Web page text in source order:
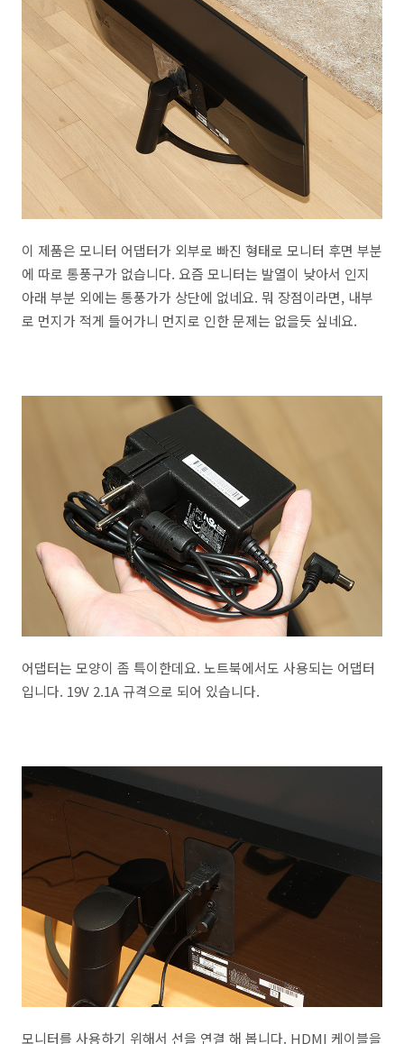
이 제품은 모니터 어댑터가 외부로 빠진 형태로 모니터 후면 부분
에 따로 통풍구가 없습니다. 요즘 모니터는 발열이 낮아서 인지
아래 부분 외에는 통풍가가 상단에 없네요. 뭐 장점이라면, 내부
로 먼지가 적게 들어가니 먼지로 인한 문제는 없을듯 싶네요.
어댑터는 모양이 좀 특이한데요. 노트북에서도 사용되는 어댑터
입니다. 19V 2.1A 규격으로 되어 있습니다.
모니터를 사용하기 위해서 선을 연결 해 봅니다. HDMI 케이블을